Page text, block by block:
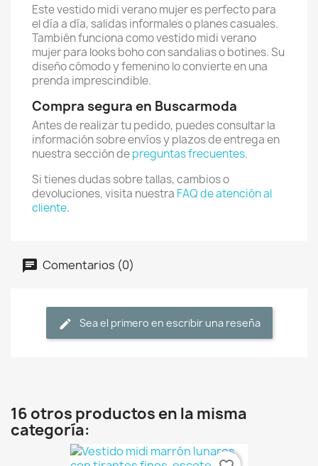
Este vestido midi verano mujer es perfecto para
el día a día, salidas informales o planes casuales.
También funciona como vestido midi verano
mujer para looks boho con sandalias o botines. Su
diseño cómodo y femenino lo convierte en una
prenda imprescindible.
Compra segura en Buscarmoda
Antes de realizar tu pedido, puedes consultar la
información sobre envíos y plazos de entrega en
nuestra sección depreguntas frecuentes.
Si tienes dudas sobre tallas, cambios o
devoluciones, visita nuestra FAQ de atención al
cliente.
Comentarios (0)
Sea el primero en escribir una reseña
16 otros productos en la misma
categoría: